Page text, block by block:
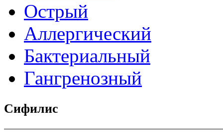
Острый
Аллергический
Бактериальный
Гангренозный
Сифилис